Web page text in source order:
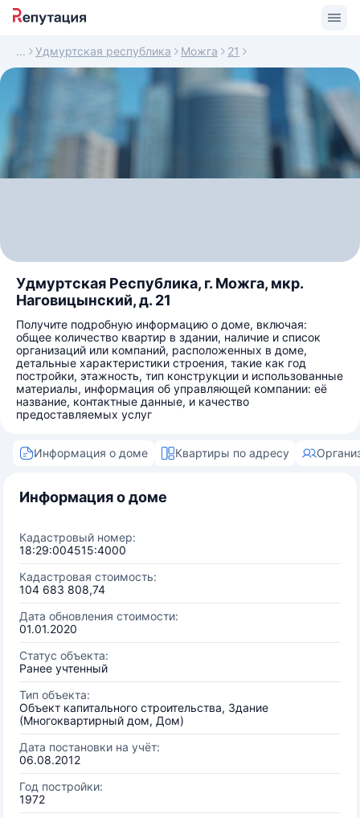
Удмуртская республика Можга 21
Удмуртская Республика, г. Можга, мкр.
Наговицынский, д. 21
Получите подробную информацию о доме, включая:
общее количество квартир в здании, наличие и список
организаций или компаний, расположенных в доме,
детальные характеристики строения, такие как год
постройки, этажность, тип конструкции и использованные
материалы, информация об управляющей компании: её
название, контактные данные, и качество
предоставляемых услуг
Информация о доме Квартиры по адресу
Информация о доме
Кадастровый номер:
18:29:004515:4000
Кадастровая стоимость:
104 683 808,74
Дата обновления стоимости:
01.01.2020
Статус объекта:
Ранее учтенный
Тип объекта:
Объект капитального строительства, Здание
(Многоквартирный дом, Дом)
Дата постановки на учёт:
06.08.2012
Год постройки:
1972